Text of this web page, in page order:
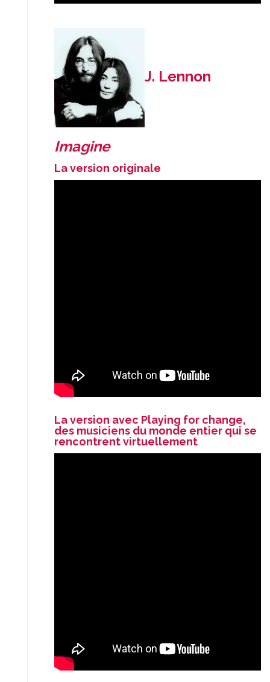
J. Lennon
Imagine
La version originale
La version avec Playing for change,
des musiciens du monde entier qui se
rencontrent virtuellement